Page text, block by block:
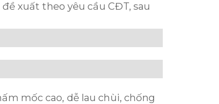
xuất theo yêu cầu CĐT, sau
mốc cao, dễ lau chùi, chống